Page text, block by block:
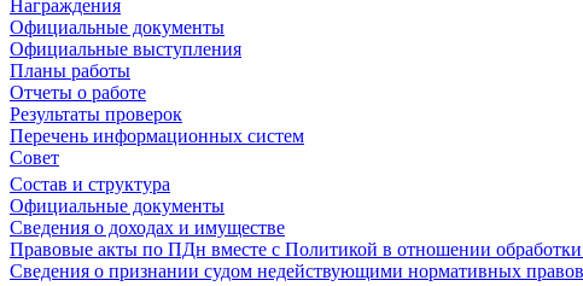
Награждения
Официальные документы
Официальные выступления
Планы работы
Отчеты о работе
Результаты проверок
Перечень информационных систем
Совет
Состав и структура
Официальные документы
Сведения о доходах и имуществе
Правовые акты по ПДн вместе с Политикой в отношении
Сведения о признании судом недействующими нормативных